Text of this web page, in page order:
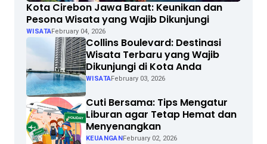
Kota Cirebon Jawa Barat: Keunikan dan
Pesona Wisata yang Wajib Dikunjungi
WISATAFebruary 04, 2026
Collins Boulevard: Destinasi
Wisata Terbaru yang Wajib
Dikunjungi di Kota Anda
WISATAFebruary 03, 2026
Cuti Bersama: Tips Mengatur
Liburan agar Tetap Hemat dan
Menyenangkan
KEUANGAN February 02, 2026